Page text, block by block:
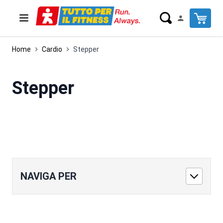
Salta al contenuto
Cart
Home Cardio Stepper
Stepper
NAVIGA PER